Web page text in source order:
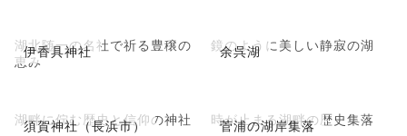
伊香具神社
湖北随一の名社で祈る豊穣の
恵み
余呉湖
鏡のように美しい静寂の湖
須賀神社（長浜市）
湖畔に佇む歴史と信仰の神社 菅浦の湖岸集落
時が止まる湖畔の歴史集落